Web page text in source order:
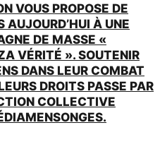
VOUS PROPOSE DE
AUJOURD’HUI À UNE
DE MASSE «
VÉRITÉ ». SOUTENIR
DANS LEUR COMBAT
DROITS PASSE PAR
COLLECTIVE